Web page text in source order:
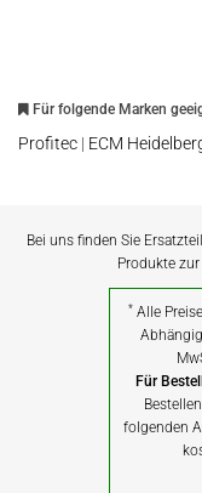
Für folgende Marken
Profitec | ECM
Bei uns finden Sie
Produkte
* Alle
Für
folgenden